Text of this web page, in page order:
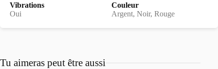
Vibrations
Oui
Couleur
Argent, Noir, Rouge
Tu aimeras peut être aussi